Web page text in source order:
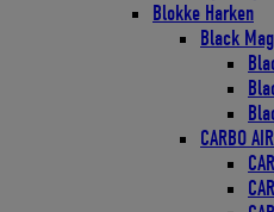
Blokke Harken
Black
CARBO